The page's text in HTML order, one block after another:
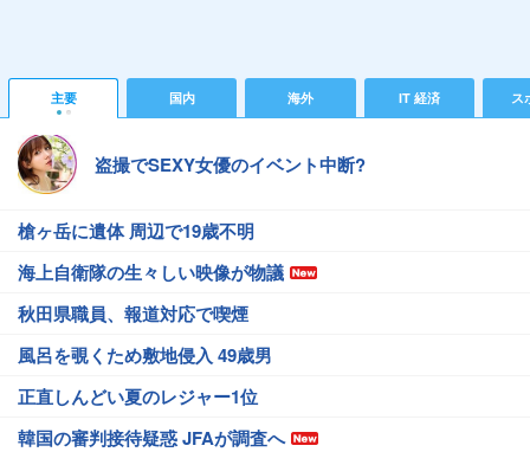
主要 国内 海外 IT 経済 ス
盗撮でSEXY女優のイベント中断?
槍ヶ岳に遺体 周辺で19歳不明
海上自衛隊の生々しい映像が物議
秋田県職員、報道対応で喫煙
風呂を覗くため敷地侵入 49歳男
正直しんどい夏のレジャー1位
韓国の審判接待疑惑 JFAが調査へ